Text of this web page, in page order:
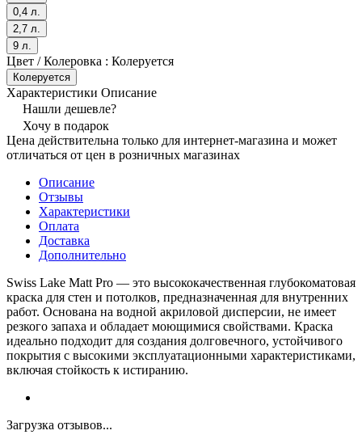
0,4 л.
2,7 л.
9 л.
Цвет / Колеровка : Колеруется
Колеруется
Характеристики Описание
Нашли дешевле?
Хочу в подарок
Цена действительна только для интернет-магазина и может
отличаться от цен в розничных магазинах
Описание
Отзывы
Характеристики
Оплата
Доставка
Дополнительно
Swiss Lake Matt Pro — это высококачественная глубокоматовая
краска для стен и потолков, предназначенная для внутренних
работ. Основана на водной акриловой дисперсии, не имеет
резкого запаха и обладает моющимися свойствами. Краска
идеально подходит для создания долговечного, устойчивого
покрытия с высокими эксплуатационными характеристиками,
включая стойкость к истиранию.
Загрузка отзывов...